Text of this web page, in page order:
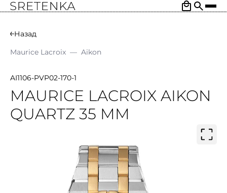
Назад
Maurice Lacroix — Aikon
AI1106-PVP02-170-1
MAURICE LACROIX AIKON
QUARTZ 35 MM